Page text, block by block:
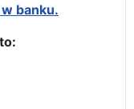
banku.